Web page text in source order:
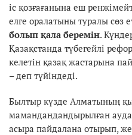
іс қозғағанына еш
елге оралатыны туралы сөз
болып қала беремін.
Қазақстанда түбегейлі
келетін қазақ жастарына
– деп түйіндеді.
Былтыр күзде Алматының
мамандандандырылған
асыра пайдалана отырып,